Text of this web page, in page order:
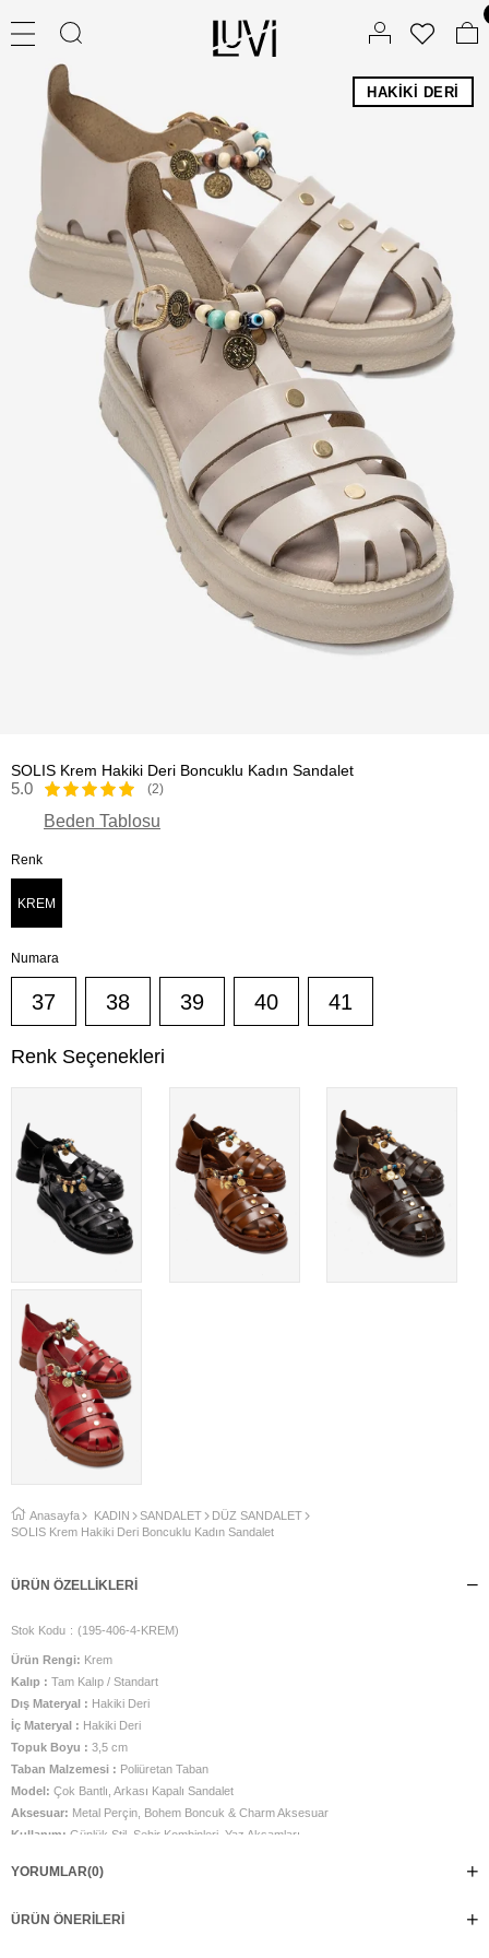
HAKIKI DERI
SOLIS Krem Hakiki Deri Boncuklu Kadın Sandalet
5.0 (2)
Beden Tablosu
Renk
KREM
Numara
37 38 39 40 41
Renk Seçenekleri
Anasayfa KADIN SANDALET
DÜZ SANDALET
SOLIS Krem Hakiki Deri Boncuklu Kadın Sandalet
ÜRÜN ÖZELLIKLERI
Stok Kodu (195-406-4-KREM)
Ürün Rengi: Krem
Kalıp : Tam Kalıp / Standart
Dış Materyal : Hakiki Deri
İç Materyal : Hakiki Deri
Topuk Boyu : 3,5 cm
Taban Malzemesi : Poliüretan Taban
Model: Çok Bantlı, Arkası Kapalı Sandalet
Aksesuar: Metal Perçin, Bohem Boncuk & Charm Aksesuar
Kullanım: Günlük Stil, Şehir Kombinleri, Yaz Akşamları
SOLIS, doğal zarafeti modern detaylarla buluşturarak yaz stiline ferah ve
SOLIS'in güçlü tasarım çizgilerini daha zarif bir görünüme dönüştürürken her
YORUMLAR(0)
ÜRÜN ÖNERILERI